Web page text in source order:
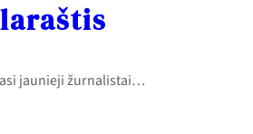
jaunieji žurnalistai…